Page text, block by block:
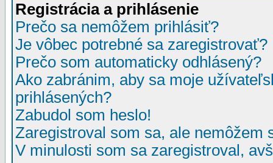
Registrácia a prihlásenie
Prečo sa nemôžem prihlásiť?
Je vôbec potrebné sa zaregistrovať?
Prečo som automaticky odhlásený?
Ako zabránim, aby sa moje
prihlásených?
Zabudol som heslo!
Zaregistroval som sa, ale nemôžem
V minulosti som sa zaregistroval,